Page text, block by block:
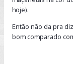
hoje).
Então não da pra
bom comparado